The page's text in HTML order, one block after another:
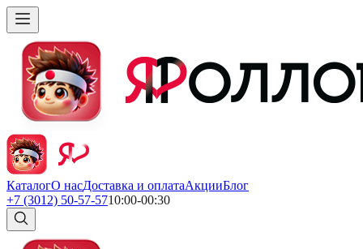
КаталогО насДоставка и оплатаАкцииБлог
+7 (3012) 50-57-5710:00-00:30